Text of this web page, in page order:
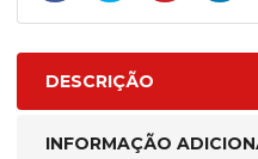
DESCRIÇÃO
INFORMAÇÃO